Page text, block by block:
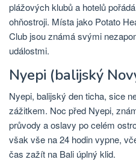
plážových klubů a hotelů
ohňostroji. Místa jako Potato
Club jsou známá svými
událostmi.
Nyepi (balijský
Nyepi, balijský den ticha, sice
zážitkem. Noc před Nyepi,
průvody a oslavy po celém
však vše na 24 hodin vypne,
čas zažít na Bali úplný klid.